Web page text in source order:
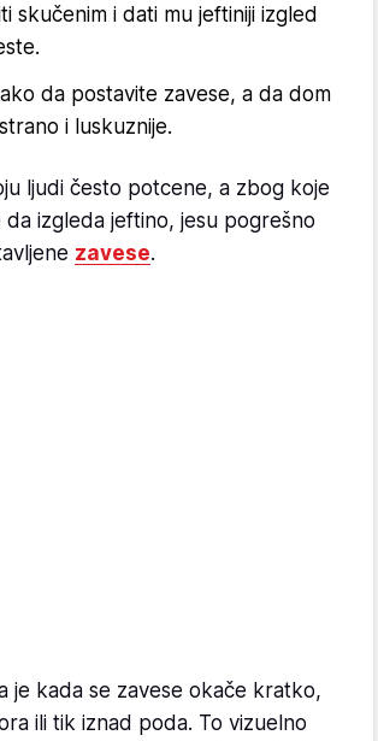
skučenim i dati mu jeftiniji izgled
da postavite zavese, a da dom
i luskuznije.
ljudi često potcene, a zbog koje
da izgleda jeftino, jesu pogrešno
zavese.
je kada se zavese okače kratko,
ili tik iznad poda. To vizuelno